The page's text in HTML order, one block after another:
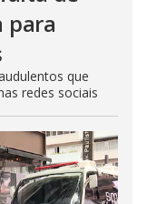
para
que
redes sociais